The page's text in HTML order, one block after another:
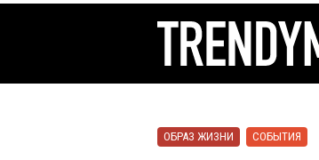
ОБРАЗ ЖИЗНИ СОБЫТИЯ